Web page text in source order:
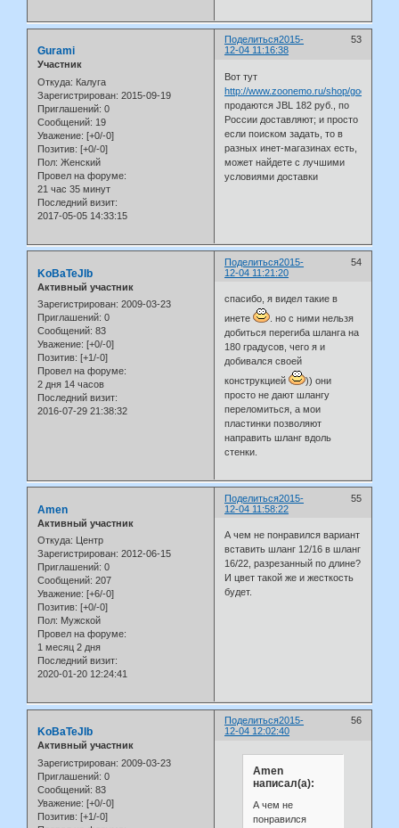
Поделиться 53
2015-
12-04 11:16:38
Gurami
Участник
Откуда: Калуга
Зарегистрирован: 2015-09-19
Приглашений: 0
Сообщений: 19
Уважение: [+0/-0]
Позитив: [+0/-0]
Пол: Женский
Провел на форуме:
21 час 35 минут
Последний визит:
2017-05-05 14:33:15
Вот тут
http://www.zoonemo.ru/shop/goods/
продаются JBL 182 руб., по
России доставляют; и просто
если поиском задать, то в
разных инет-магазинах есть,
может найдете с лучшими
условиями доставки
Поделиться 54
2015-
12-04 11:21:20
KoBaTeJIb
Активный участник
Зарегистрирован: 2009-03-23
Приглашений: 0
Сообщений: 83
Уважение: [+0/-0]
Позитив: [+1/-0]
Провел на форуме:
2 дня 14 часов
Последний визит:
2016-07-29 21:38:32
спасибо, я видел такие в
инете
. но с ними нельзя
добиться перегиба шланга на
180 градусов, чего я и
добивался своей
конструкцией
)) они
просто не дают шлангу
переломиться, а мои
пластинки позволяют
направить шланг вдоль
стенки.
Поделиться 55
2015-
12-04 11:58:22
Amen
Активный участник
Откуда: Центр
Зарегистрирован: 2012-06-15
Приглашений: 0
Сообщений: 207
Уважение: [+6/-0]
Позитив: [+0/-0]
Пол: Мужской
Провел на форуме:
1 месяц 2 дня
Последний визит:
2020-01-20 12:24:41
А чем не понравился вариант
вставить шланг 12/16 в шланг
16/22, разрезанный по длине?
И цвет такой же и жесткость
будет.
Поделиться 56
2015-
12-04 12:02:40
KoBaTeJIb
Активный участник
Зарегистрирован: 2009-03-23
Приглашений: 0
Сообщений: 83
Уважение: [+0/-0]
Позитив: [+1/-0]
Amen
написал(а):
А чем не
понравился